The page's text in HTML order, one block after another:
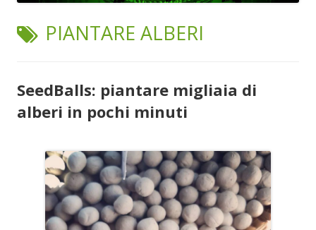
TAG:
PIANTARE ALBERI
SeedBalls: piantare migliaia di
alberi in pochi minuti